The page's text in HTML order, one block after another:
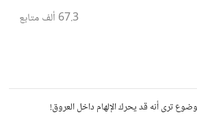
67.3 ألف متابع
ترى أنه قد يحرك الإلهام داخل العروق!